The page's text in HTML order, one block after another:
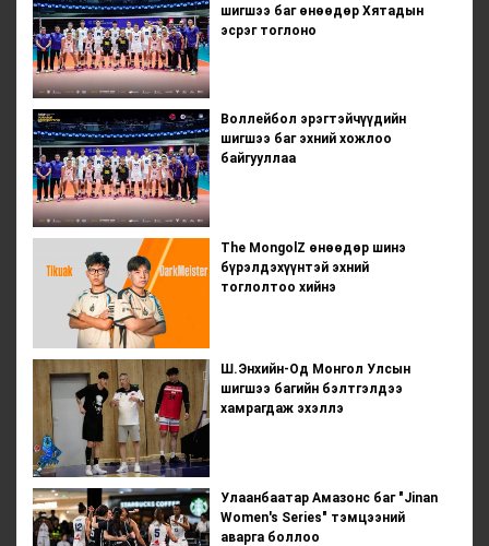
шигшээ баг өнөөдөр Хятадын
эсрэг тоглоно
Воллейбол эрэгтэйчүүдийн
шигшээ баг эхний хожлоо
байгууллаа
The MongolZ өнөөдөр шинэ
бүрэлдэхүүнтэй эхний
тоглолтоо хийнэ
Ш.Энхийн-Од Монгол Улсын
шигшээ багийн бэлтгэлдээ
хамрагдаж эхэллэ
Улаанбаатар Амазонс баг "Jinan
Women's Series" тэмцээний
аварга боллоо